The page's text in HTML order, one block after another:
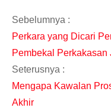
Sebelumnya :
Perkara yang Dicari
Pembekal Perkakasan
Seterusnya :
Mengapa Kawalan
Akhir